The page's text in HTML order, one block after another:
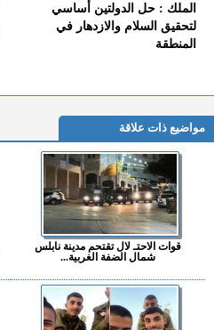
الملك : حل الدولتين أساسي
لتحقيق السلام والازدهار في
المنطقة
مواضيع ذات علاقة
قوات الاحتـ لال تقتحم مدينة نابلس
شمال الضفة الغربية...